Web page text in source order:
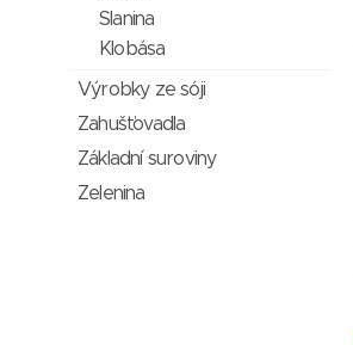
Slanina
Klobása
Výrobky ze sóji
Zahušťovadla
Základní suroviny
Zelenina